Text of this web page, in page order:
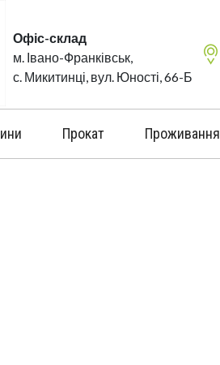
Офіс-склад
м. Івано-Франківськ,
с. Микитинці, вул. Юності, 66-Б
Прокат Проживання